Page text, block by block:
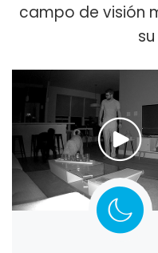
campo de visión